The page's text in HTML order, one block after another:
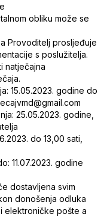
obliku može se
Provoditelj prosljeđuje
s poslužitelja.
natječajna
15.05.2023. godine do
25.05.2023. godine,
do 13,00 sati,
11.07.2023. godine
dostavljena svim
donošenja odluka
elektroničke pošte a